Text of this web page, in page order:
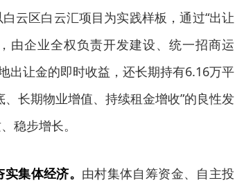
云区白云汇项目为实践样板，通过“出让
由企业全权负责开发建设、统一招商运
出让金的即时收益，还长期持有6.16万平
长期物业增值、持续租金增收”的良性发
稳步增长。
集体经济。 由村集体自筹资金、自主投